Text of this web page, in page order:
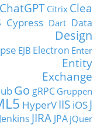
ChatGPT Citrix Clea
Cypress Dart Data
Design
EJB Electron Enter
Entity
Exchange
Go gRPC Gruppen
HyperVIIS iOSJ
Jenkins JIRA JPA jQuer